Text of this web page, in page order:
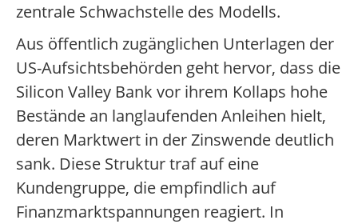
zentrale Schwachstelle des Modells.
Aus öffentlich zugänglichen Unterlagen der
US-Aufsichtsbehörden geht hervor, dass die
Silicon Valley Bank vor ihrem Kollaps hohe
Bestände an langlaufenden Anleihen hielt,
deren Marktwert in der Zinswende deutlich
sank. Diese Struktur traf auf eine
Kundengruppe, die empfindlich auf
Finanzmarktspannungen reagiert. In